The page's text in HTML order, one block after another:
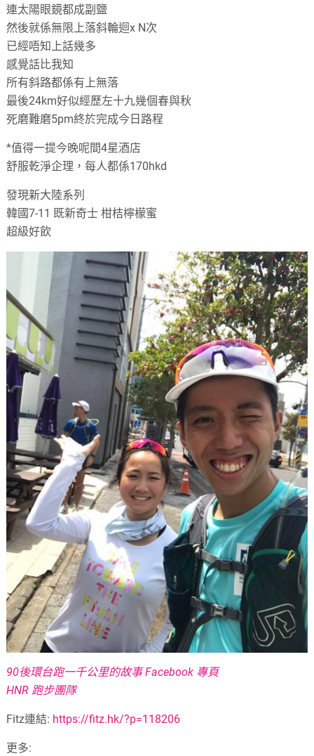
連太陽眼鏡都成副鹽
然後就係無限上落斜輪迴x N次
已經唔知上話幾多
感覺話比我知
所有斜路都係有上無落
最後24km好似經歷左十九幾個春與秋
死磨難磨5pm終於完成今日路程
*值得一提今晚呢間4星酒店
舒服乾淨企理，每人都係170hkd
發現新大陸系列
韓國7-11 既新奇士 柑桔檸檬蜜
超級好飲
90後環台跑一千公里的故事 Facebook 專頁
HNR 跑步團隊
Fitz連結: https://fitz.hk/?p=118206
更多: